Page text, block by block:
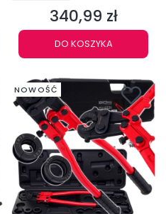
Cena
340,99 zł
DO KOSZYKA
NOWOŚĆ